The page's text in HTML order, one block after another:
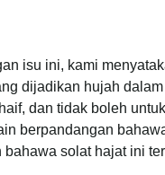
isu ini, kami
dijadikan hujah
dan tidak boleh
berpandangan
bahawa solat hajat ini